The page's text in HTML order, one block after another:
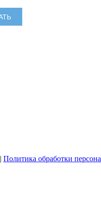
| Политика обработки